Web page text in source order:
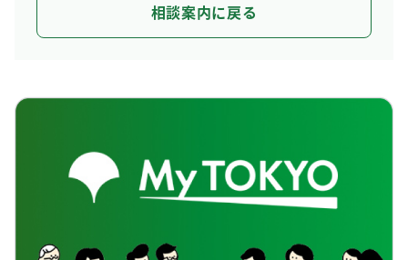
相談案内に戻る